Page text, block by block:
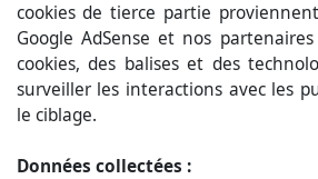
cookies de tierce partie
Google AdSense et nos
cookies, des balises et des
surveiller les interactions avec les
le ciblage.
Données collectées :